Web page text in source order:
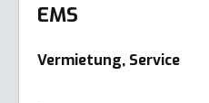
EMS
Vermietung, Service